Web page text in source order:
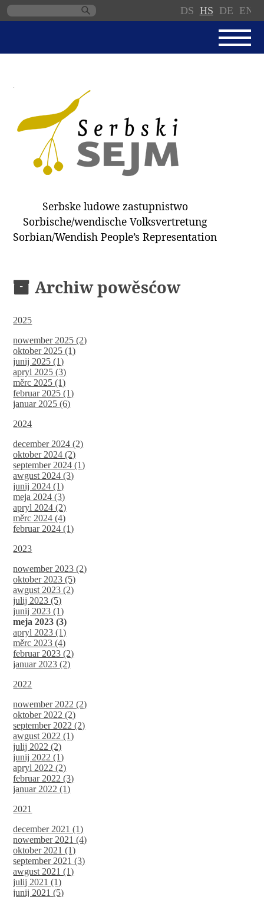
DS HS DE EN
SERBSKI SEJM
JEDNANSKI PORJAD
PROTOKOLE / WOBZAMKNJENJA
DARY
ZAPÓSŁANCY
WUBĚRKI
Serbske ludowe zastupnistwo
Sorbische/wendische Volksvertretung
Sorbian/Wendish People’s Representation
Archiw powěsćow
2025
nowember 2025 (2)
oktober 2025 (1)
junij 2025 (1)
apryl 2025 (3)
měrc 2025 (1)
februar 2025 (1)
januar 2025 (6)
2024
december 2024 (2)
oktober 2024 (2)
september 2024 (1)
awgust 2024 (3)
junij 2024 (1)
meja 2024 (3)
apryl 2024 (2)
měrc 2024 (4)
februar 2024 (1)
2023
nowember 2023 (2)
oktober 2023 (5)
awgust 2023 (2)
julij 2023 (5)
junij 2023 (1)
meja 2023 (3)
apryl 2023 (1)
měrc 2023 (4)
februar 2023 (2)
januar 2023 (2)
2022
nowember 2022 (2)
oktober 2022 (2)
september 2022 (2)
awgust 2022 (1)
julij 2022 (2)
junij 2022 (1)
apryl 2022 (2)
februar 2022 (3)
januar 2022 (1)
2021
december 2021 (1)
nowember 2021 (4)
oktober 2021 (1)
september 2021 (3)
awgust 2021 (1)
julij 2021 (1)
junij 2021 (5)